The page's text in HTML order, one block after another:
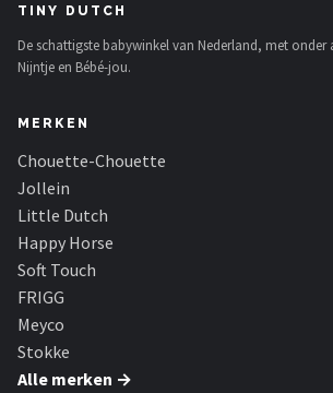
Stokke
Done by Deer
Maxi-Cosi
Alle merken →
TINY DUTCH
De schattigste babywinkel van Nederland, met onder
Nijntje en Bébé-jou.
MERKEN
Chouette-Chouette
Jollein
Little Dutch
Happy Horse
Soft Touch
FRIGG
Meyco
Stokke
Alle merken →